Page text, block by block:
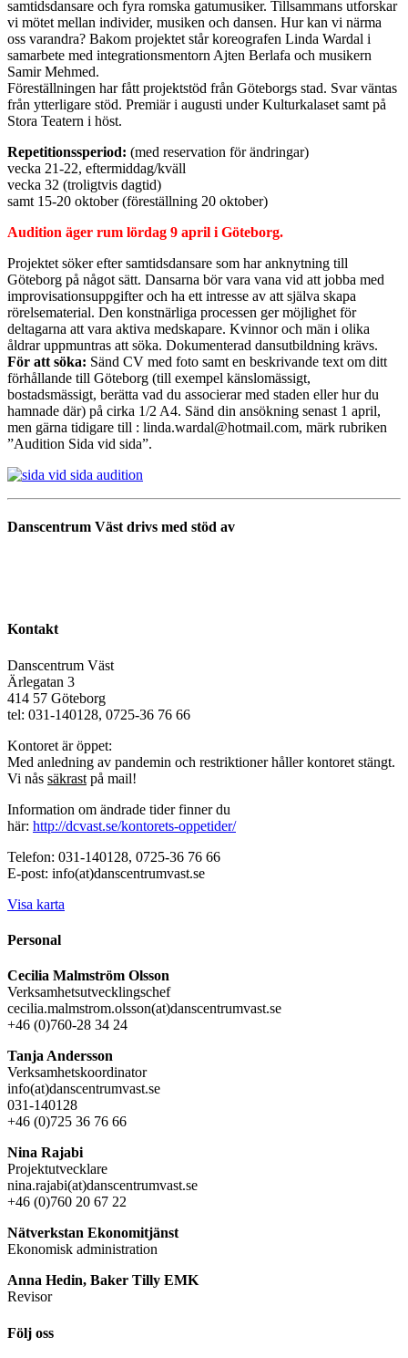
samtidsdansare och fyra romska gatumusiker. Tillsammans utforskar
vi mötet mellan individer, musiken och dansen. Hur kan vi närma
oss varandra? Bakom projektet står koreografen Linda Wardal i
samarbete med integrationsmentorn Ajten Berlafa och musikern
Samir Mehmed.
Föreställningen har fått projektstöd från Göteborgs stad. Svar väntas
från ytterligare stöd. Premiär i augusti under Kulturkalaset samt på
Stora Teatern i höst.
Repetitionssperiod: (med reservation för ändringar)
vecka 21-22, eftermiddag/kväll
vecka 32 (troligtvis dagtid)
samt 15-20 oktober (föreställning 20 oktober)
Audition äger rum lördag 9 april i Göteborg.
Projektet söker efter samtidsdansare som har anknytning till
Göteborg på något sätt. Dansarna bör vara vana vid att jobba med
improvisationsuppgifter och ha ett intresse av att själva skapa
rörelsematerial. Den konstnärliga processen ger möjlighet för
deltagarna att vara aktiva medskapare. Kvinnor och män i olika
åldrar uppmuntras att söka. Dokumenterad dansutbildning krävs.
För att söka: Sänd CV med foto samt en beskrivande text om ditt
förhållande till Göteborg (till exempel känslomässigt,
bostadsmässigt, berätta vad du associerar med staden eller hur du
hamnade där) på cirka 1/2 A4. Sänd din ansökning senast 1 april,
men gärna tidigare till : linda.wardal@hotmail.com, märk rubriken
”Audition Sida vid sida”.
Danscentrum Väst drivs med stöd av
Kontakt
Danscentrum Väst
Ärlegatan 3
414 57 Göteborg
tel: 031-140128, 0725-36 76 66
Kontoret är öppet:
Med anledning av pandemin och restriktioner håller kontoret stängt.
Vi nås säkrast på mail!
Information om ändrade tider finner du
här: http://dcvast.se/kontorets-oppetider/
Telefon: 031-140128, 0725-36 76 66
E-post: info(at)danscentrumvast.se
Visa karta
Personal
Cecilia Malmström Olsson
Verksamhetsutvecklingschef
cecilia.malmstrom.olsson(at)danscentrumvast.se
+46 (0)760-28 34 24
Tanja Andersson
Verksamhetskoordinator
info(at)danscentrumvast.se
031-140128
+46 (0)725 36 76 66
Nina Rajabi
Projektutvecklare
nina.rajabi(at)danscentrumvast.se
+46 (0)760 20 67 22
Nätverkstan Ekonomitjänst
Ekonomisk administration
Anna Hedin, Baker Tilly EMK
Revisor
Följ oss